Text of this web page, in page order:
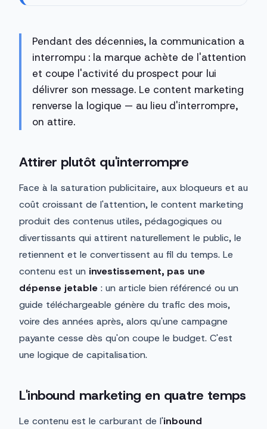
Pendant des décennies, la communication a
interrompu : la marque achète de l'attention
et coupe l'activité du prospect pour lui
délivrer son message. Le content marketing
renverse la logique — au lieu d'interrompre,
on attire.
Attirer plutôt qu'interrompre
Face à la saturation publicitaire, aux bloqueurs et au
coût croissant de l'attention, le content marketing
produit des contenus utiles, pédagogiques ou
divertissants qui attirent naturellement le public, le
retiennent et le convertissent au fil du temps. Le
contenu est un investissement, pas une
dépense jetable : un article bien référencé ou un
guide téléchargeable génère du trafic des mois,
voire des années après, alors qu'une campagne
payante cesse dès qu'on coupe le budget. C'est
une logique de capitalisation.
L'inbound marketing en quatre temps
Le contenu est le carburant de l'inbound